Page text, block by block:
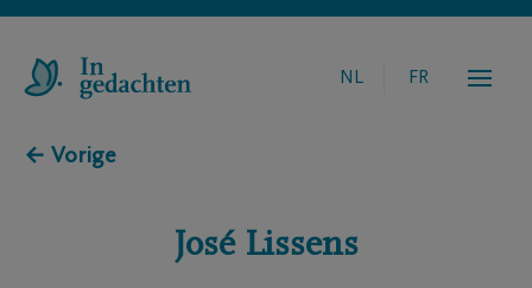
NL FR
← Vorige
José Lissens